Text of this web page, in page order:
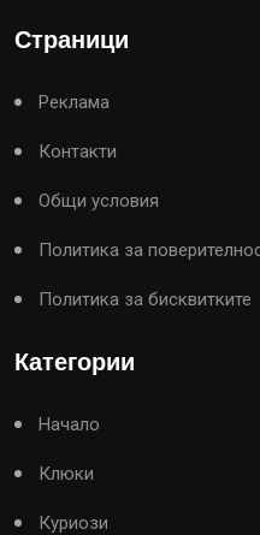
Страници
Реклама
Контакти
Общи условия
Политика за
Политика за бисквитките
Категории
Начало
Клюки
Куриози